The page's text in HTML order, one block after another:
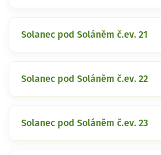
Solanec pod Soláněm č.ev. 21
Solanec pod Soláněm č.ev. 22
Solanec pod Soláněm č.ev. 23